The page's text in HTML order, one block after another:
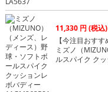
11,330 円 (税込)
【今注目おすす
ミズノ（
ルスパイク ク